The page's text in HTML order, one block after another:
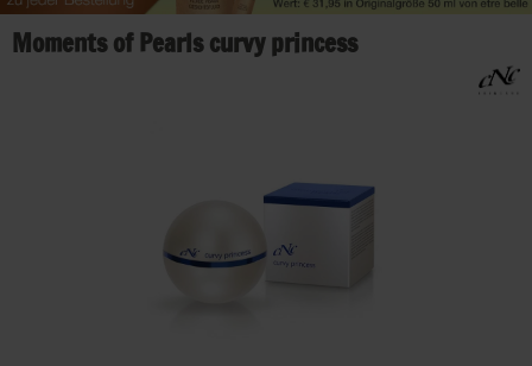
Moments of Pearls curvy princess